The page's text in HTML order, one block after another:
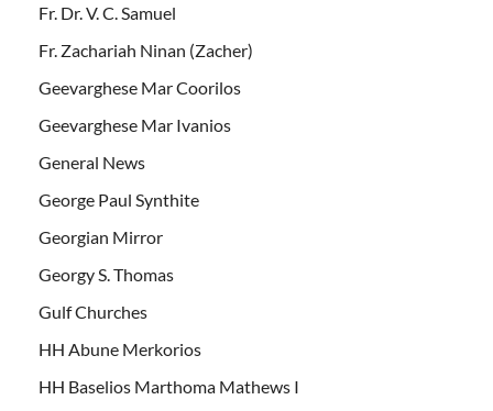
Fr. Dr. V. C. Samuel
Fr. Zachariah Ninan (Zacher)
Geevarghese Mar Coorilos
Geevarghese Mar Ivanios
General News
George Paul Synthite
Georgian Mirror
Georgy S. Thomas
Gulf Churches
HH Abune Merkorios
HH Baselios Marthoma Mathews I